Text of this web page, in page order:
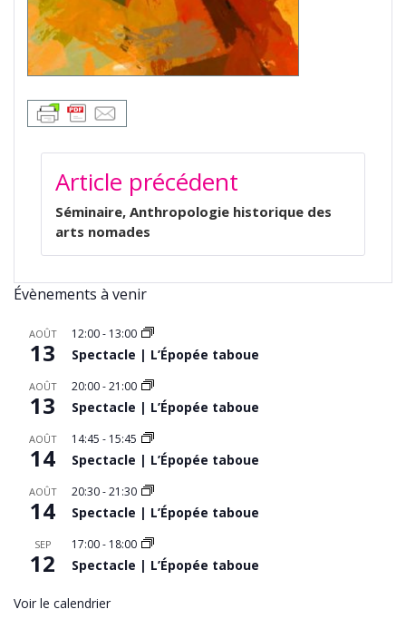
NAVIGATION
DE
L’ARTICLE
Article précédent
Séminaire, Anthropologie historique des
arts nomades
Évènements à venir
AOÛT
13
12:00- 13:00
Spectacle | L’Épopée taboue
AOÛT
13
20:00-21:00
Spectacle | L’Épopée taboue
AOÛT
14
14:45 - 15:45
Spectacle | L’Épopée taboue
AOÛT
14
20:30-21:30
Spectacle | L’Épopée taboue
SEP
12
17:00- 18:00
Spectacle | L’Épopée taboue
Voir le calendrier